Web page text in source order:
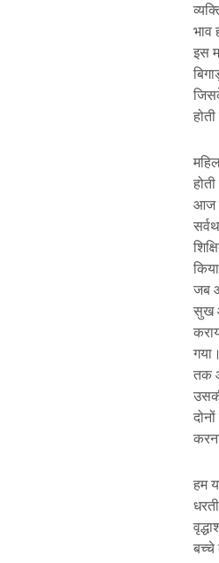
भाव
इस
आज
जब
सुख
तक
हम
बच्चे